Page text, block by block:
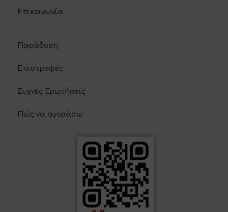
Επικοινωνία
Παράδοση
Επιστροφές
Συχνές Ερωτήσεις
Πώς να αγοράσω